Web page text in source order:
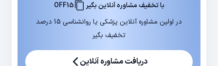
با تخفیف مشاوره آنلاین بگیر
OFF15
در اولین مشاوره آنلاین پزشکی یا روانشناسی 15 درصد
تخفیف بگیر
دریافت مشاوره آنلاین